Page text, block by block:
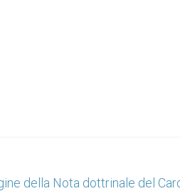
della Nota dottrinale del